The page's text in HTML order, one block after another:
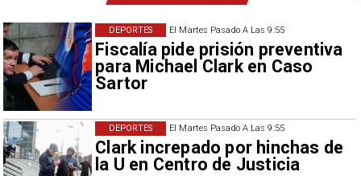
El Martes Pasado A Las 9:55
Fiscalía pide prisión preventiva
para Michael Clark en Caso
Sartor
DEPORTES
El Martes Pasado A Las 9:55
Clark increpado por hinchas de
la U en Centro de Justicia
DEPORTES